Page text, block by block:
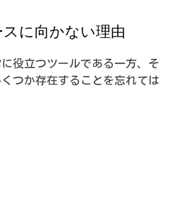
に向かない理由
役立つツールである一方、そ
つか存在することを忘れては